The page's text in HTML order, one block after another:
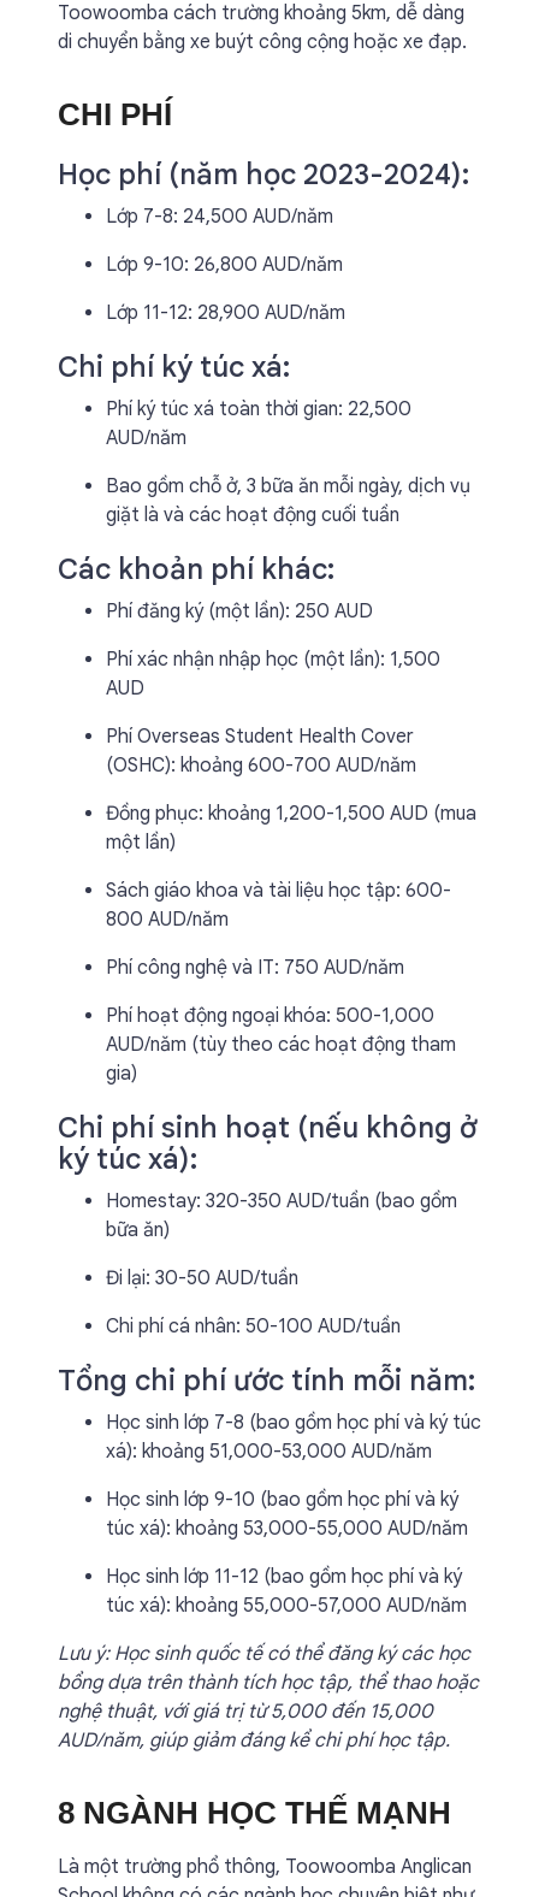
Toowoomba cách trường khoảng 5km, dễ dàng
di chuyển bằng xe buýt công cộng hoặc xe đạp.
CHI PHÍ
Học phí (năm học 2023-2024):
Lớp 7-8: 24,500 AUD/năm
Lớp 9-10: 26,800 AUD/năm
Lớp 11-12: 28,900 AUD/năm
Chi phí ký túc xá:
Phí ký túc xá toàn thời gian: 22,500
AUD/năm
Bao gồm chỗ ở, 3 bữa ăn mỗi ngày, dịch vụ
giặt là và các hoạt động cuối tuần
Các khoản phí khác:
Phí đăng ký (một lần): 250 AUD
Phí xác nhận nhập học (một lần): 1,500
AUD
Phí Overseas Student Health Cover
(OSHC): khoảng 600-700 AUD/năm
Đồng phục: khoảng 1,200-1,500 AUD (mua
một lần)
Sách giáo khoa và tài liệu học tập: 600-
800 AUD/năm
Phí công nghệ và IT: 750 AUD/năm
Phí hoạt động ngoại khóa: 500-1,000
AUD/năm (tùy theo các hoạt động tham
gia)
Chi phí sinh hoạt (nếu không ở
ký túc xá):
Homestay: 320-350 AUD/tuần (bao gồm
bữa ăn)
Đi lại: 30-50 AUD/tuần
Chi phí cá nhân: 50-100 AUD/tuần
Tổng chi phí ước tính mỗi năm:
Học sinh lớp 7-8 (bao gồm học phí và ký túc
xá): khoảng 51,000-53,000 AUD/năm
Học sinh lớp 9-10 (bao gồm học phí và ký
túc xá): khoảng 53,000-55,000 AUD/năm
Học sinh lớp 11-12 (bao gồm học phí và ký
túc xá): khoảng 55,000-57,000 AUD/năm
Lưu ý: Học sinh quốc tế có thể đăng ký các học
bổng dựa trên thành tích học tập, thể thao hoặc
nghệ thuật, với giá trị từ 5,000 đến 15,000
AUD/năm, giúp giảm đáng kể chi phí học tập.
8 NGÀNH HỌC THẾ MẠNH
Là một trường phổ thông, Toowoomba Anglican